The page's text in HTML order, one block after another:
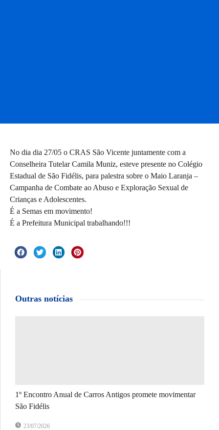
No dia dia 27/05 o CRAS São Vicente juntamente com a
Conselheira Tutelar Camila Muniz, esteve presente no Colégio
Estadual de São Fidélis, para palestra sobre o Maio Laranja –
Campanha de Combate ao Abuso e Exploração Sexual de
Crianças e Adolescentes.
É a Semas em movimento!
É a Prefeitura Municipal trabalhando!!!
Outras notícias
1º Encontro Anual de Carros Antigos promete movimentar
São Fidélis
23/07/2026